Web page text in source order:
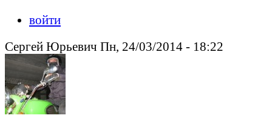
войти
Сергей Юрьевич Пн, 24/03/2014 - 18:22